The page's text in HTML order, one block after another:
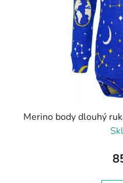
Merino body dlouhý